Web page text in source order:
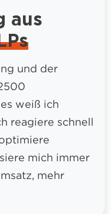
aus
und der
weiß ich
reagiere schnell
mich immer
mehr